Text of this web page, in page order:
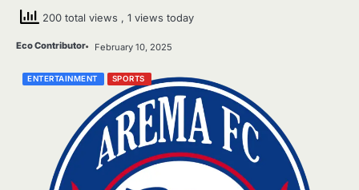
200 total views , 1 views today
Eco Contributor February 10, 2025
ENTERTAINMENT SPORTS